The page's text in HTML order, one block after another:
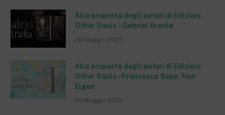
Alla scoperta degli autori di Edizioni
Other Souls – Gabriel Aradia
25 Maggio 2025
Alla scoperta degli autori di Edizioni
Other Souls – Francesca Sepe, Fion
Elgee
20 Maggio 2025